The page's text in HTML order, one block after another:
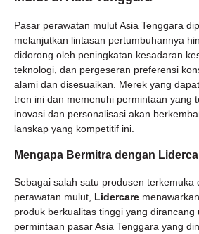
Pasar perawatan mulut Asia Tenggara
melanjutkan lintasan pertumbuhannya
didorong oleh peningkatan kesadaran
teknologi, dan pergeseran preferensi
alami dan disesuaikan. Merek yang
tren ini dan memenuhi permintaan yang
inovasi dan personalisasi akan
lanskap yang kompetitif ini.
Mengapa Bermitra dengan
Sebagai salah satu produsen terkemuka
perawatan mulut, Lidercare
produk berkualitas tinggi yang dirancang
permintaan pasar Asia Tenggara yang